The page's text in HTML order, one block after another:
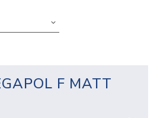
F MATT